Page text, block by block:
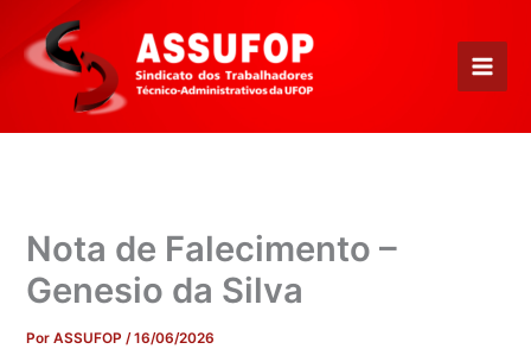
para
conteúdo
Nota de Falecimento –
Genesio da Silva
PorASSUFOP/16/06/2026